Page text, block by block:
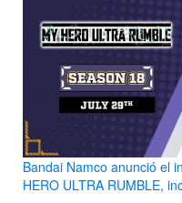
Bandai Namco anunció el
HERO ULTRA RUMBLE,